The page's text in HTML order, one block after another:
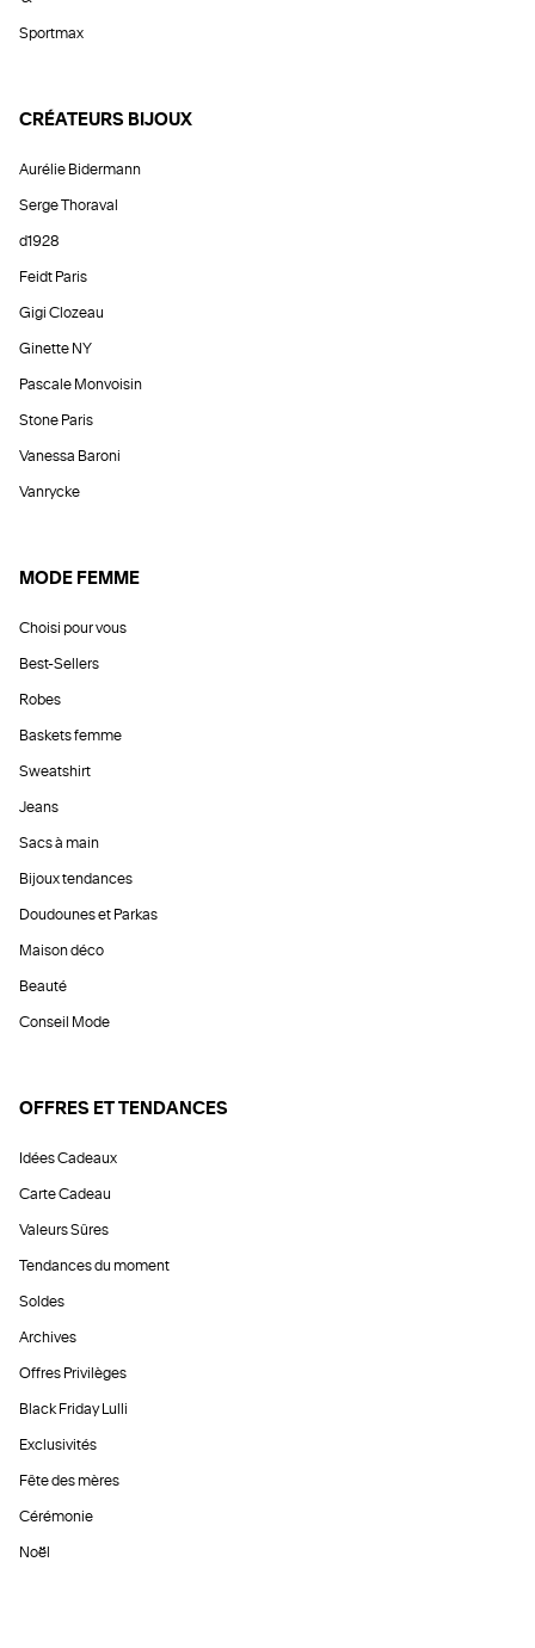
Sportmax
CRÉATEURS BIJOUX
Aurélie Bidermann
Serge Thoraval
d1928
Feidt Paris
Gigi Clozeau
Ginette NY
Pascale Monvoisin
Stone Paris
Vanessa Baroni
Vanrycke
MODE FEMME
Choisi pour vous
Best-Sellers
Robes
Baskets femme
Sweatshirt
Jeans
Sacs à main
Bijoux tendances
Doudounes et Parkas
Maison déco
Beauté
Conseil Mode
OFFRES ET TENDANCES
Idées Cadeaux
Carte Cadeau
Valeurs Sûres
Tendances du moment
Soldes
Archives
Offres Privilèges
Black Friday Lulli
Exclusivités
Fête des mères
Cérémonie
Noël